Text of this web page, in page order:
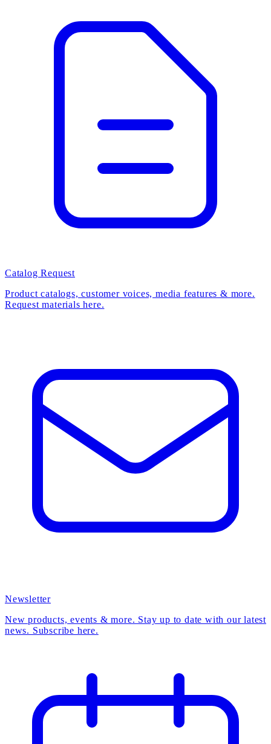
Catalog Request
Product catalogs, customer voices, media features & more.
Request materials here.
Newsletter
New products, events & more. Stay up to date with our latest
news. Subscribe here.